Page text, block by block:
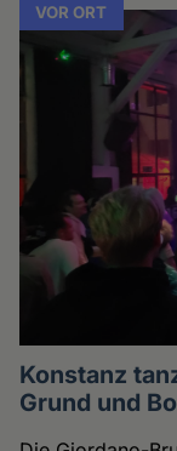
VOR ORT
Konstanz
Grund und